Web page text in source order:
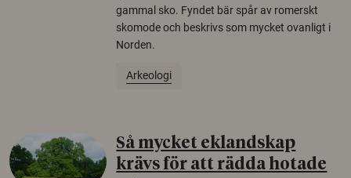
gammal sko. Fyndet bär spår av romerskt
skomode och beskrivs som mycket ovanligt i
Norden.
Arkeologi
Så mycket eklandskap
krävs för att rädda hotade